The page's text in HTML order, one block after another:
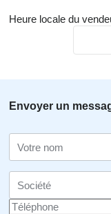
Heure locale du
Envoyer un